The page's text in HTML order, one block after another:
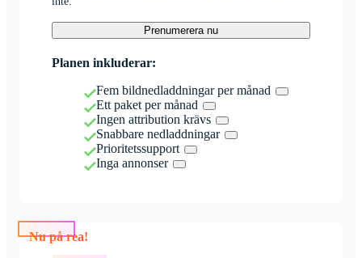
Prenumerera nu
Planen inkluderar:
Fem bildnedladdningar per månad
Ett paket per månad
Ingen attribution krävs
Snabbare nedladdningar
Prioritetssupport
Inga annonser
Nu på rea!